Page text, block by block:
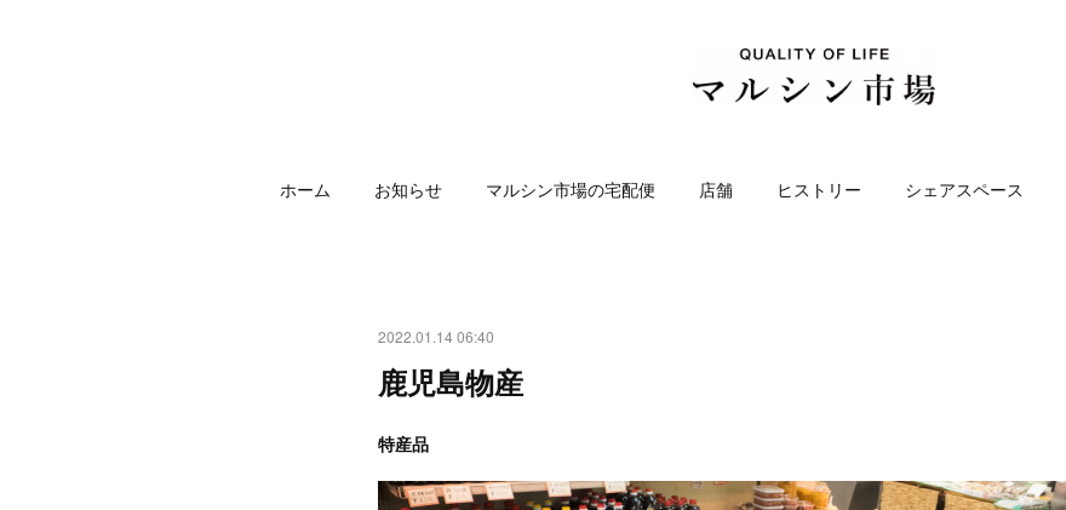
ホーム お知らせ マルシン市場の宅配便 店舗 ヒストリー シェアスペース
2022.01.14 06:40
鹿児島物産
特産品